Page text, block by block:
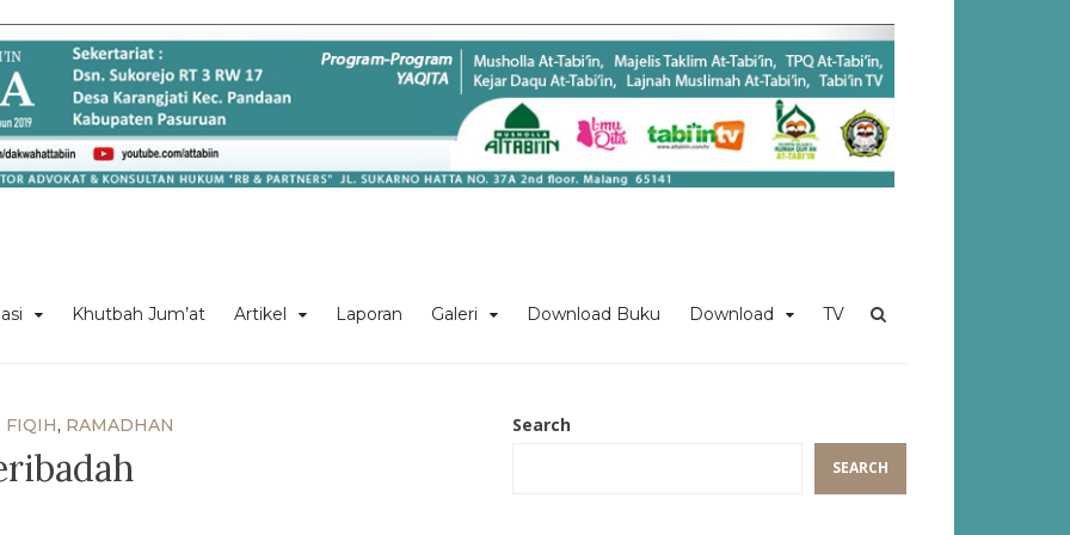
Khutbah Jum’at Artikel Laporan Galeri Download Buku Download TV
FIQIH, RAMADHAN Search
SEARCH